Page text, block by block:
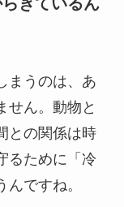
まうのは、あ
せん。動物と
との関係は時
るために「冷
ですね。